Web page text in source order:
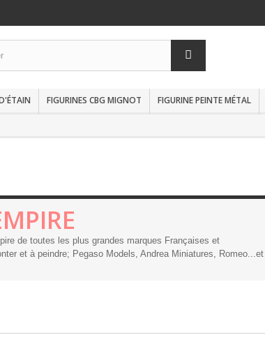
FIGURINES CBG MIGNOT FIGURINE PEINTE MÉTAL
de toutes les plus grandes marques Françaises et
et à peindre; Pegaso Models, Andrea Miniatures, Romeo...et